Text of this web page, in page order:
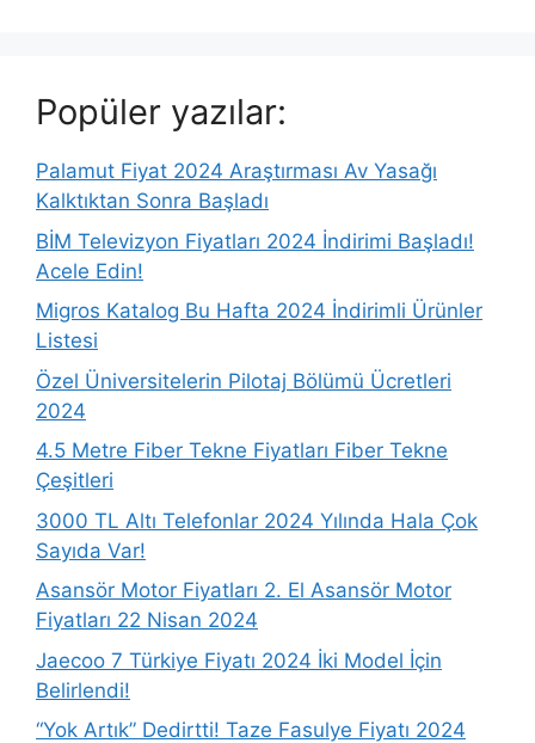
Popüler yazılar:
Palamut Fiyat 2024 Araştırması Av Yasağı
Kalktıktan Sonra Başladı
BİM Televizyon Fiyatları 2024 İndirimi Başladı!
Acele Edin!
Migros Katalog Bu Hafta 2024 İndirimli Ürünler
Listesi
Özel Üniversitelerin Pilotaj Bölümü Ücretleri
2024
4.5 Metre Fiber Tekne Fiyatları Fiber Tekne
Çeşitleri
3000 TL Altı Telefonlar 2024 Yılında Hala Çok
Sayıda Var!
Asansör Motor Fiyatları 2. El Asansör Motor
Fiyatları 22 Nisan 2024
Jaecoo 7 Türkiye Fiyatı 2024 İki Model İçin
Belirlendi!
“Yok Artık” Dedirtti! Taze Fasulye Fiyatı 2024